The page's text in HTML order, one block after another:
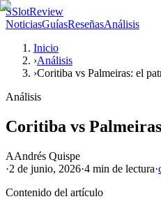
SSlotReview
NoticiasGuíasReseñasAnálisis
Inicio
›Análisis
›Coritiba vs Palmeiras: el
Análisis
Coritiba vs
AAndrés Quispe
·2 de junio, 2026·4 min de lectura·
Contenido del artículo